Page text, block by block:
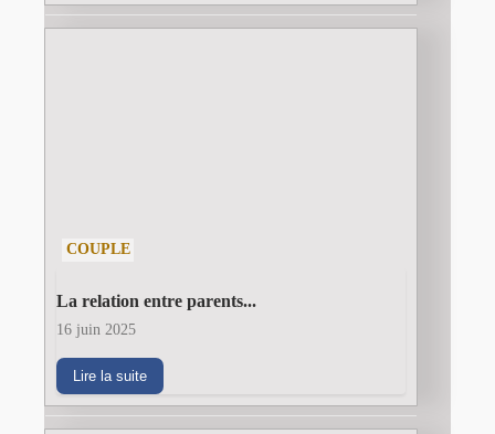
COUPLE
La relation entre parents...
16 juin 2025
Lire la suite